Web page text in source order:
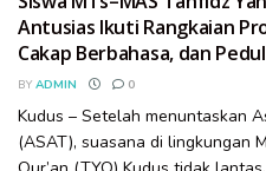
Antusias Ikuti Rangkaian
Cakap Berbahasa, dan
BY ADMIN 0
Kudus – Setelah menuntaskan
(ASAT), suasana di lingkungan